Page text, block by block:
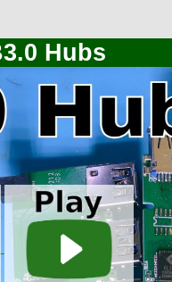
Hubs